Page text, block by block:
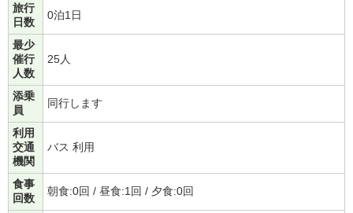
旅行
日数
0泊1日
最少
催行
人数
25人
添乗
員
同行します
利用
交通
機関
バス 利用
食事
回数
朝食:0回 / 昼食:1回 / 夕食:0回